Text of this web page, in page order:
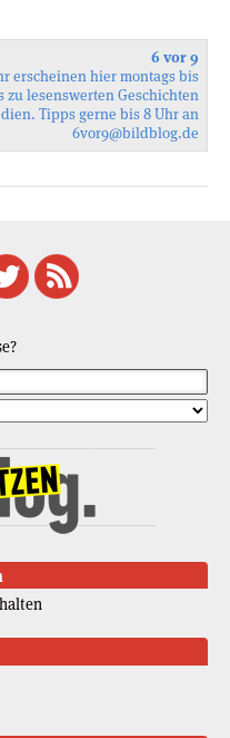
6 vor 9
erscheinen hier montags bis
lesenswerten Geschichten
Tipps gerne bis 8 Uhr an
6vor9@bildblog.de